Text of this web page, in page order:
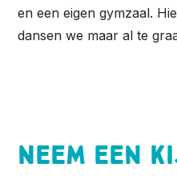
en een eigen gymzaal.
dansen we maar al te
Neem een